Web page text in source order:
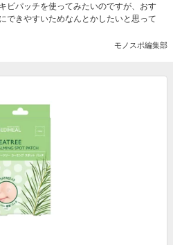
ビパッチを使ってみたいのですが、おす
できやすいためなんとかしたいと思って
モノスポ編集部